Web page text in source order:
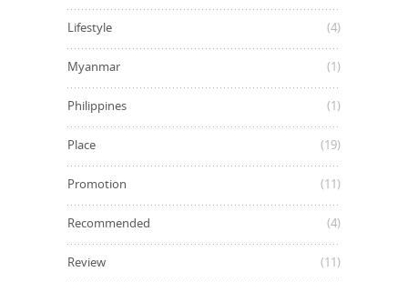
Lifestyle (4)
Myanmar (1)
Philippines (1)
Place (19)
Promotion (11)
Recommended (4)
Review (11)